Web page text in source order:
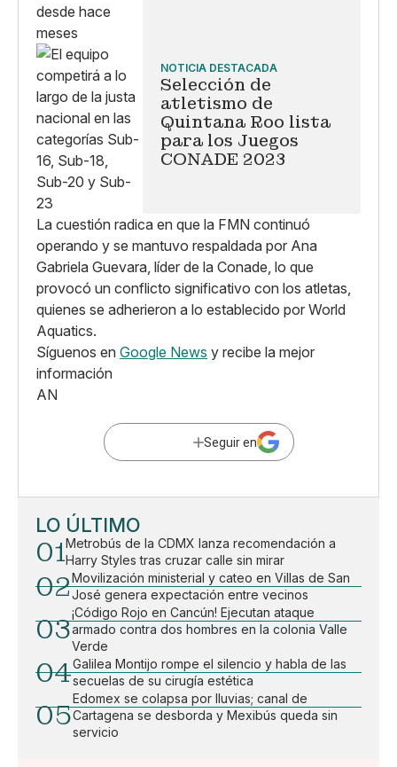
NOTICIA DESTACADA
Selección de
atletismo de
Quintana Roo lista
para los Juegos
CONADE 2023
La cuestión radica en que la FMN continuó
operando y se mantuvo respaldada por Ana
Gabriela Guevara, líder de la Conade, lo que
provocó un conflicto significativo con los atletas,
quienes se adherieron a lo establecido por World
Aquatics.
Síguenos en Google News y recibe la mejor
información
AN
Seguir en
LO ÚLTIMO
01Metrobús de la CDMX lanza recomendación a
Harry Styles tras cruzar calle sin mirar
02Movilización ministerial y cateo en Villas de San
José genera expectación entre vecinos
03
¡Código Rojo en Cancún! Ejecutan ataque
armado contra dos hombres en la colonia Valle
Verde
04Galilea Montijo rompe el silencio y habla de las
secuelas de su cirugía estética
05
Edomex se colapsa por lluvias; canal de
Cartagena se desborda y Mexibús queda sin
servicio